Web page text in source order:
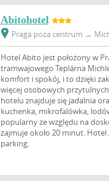
Abitohotel
Praga poza centrum →
Hotel Abito jest położony w
tramwajowego Teplárna
komfort i spokój, i to dzięki
więcej osobowych
hotelu znajduje się jadalnia
kuchenka, mikrofalówka,
popularny ze względu na
zajmuje około 20 minut.
parking.